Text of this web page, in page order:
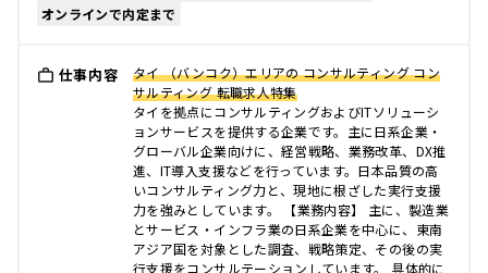
オンラインで内定まで
仕事内容
タイ （バンコク）エリアの コンサルティング コン
サルティング 転職求人特集
タイを拠点にコンサルティングおよびITソリューシ
ョンサービスを提供する企業です。主に日系企業・
グローバル企業向けに、経営戦略、業務改革、DX推
進、IT導入支援などを行っています。日本品質の高
いコンサルティング力と、現地に根ざした実行支援
力を強みとしています。 【業務内容】 主に、製造業
とサービス・インフラ業の日系企業を中心に、東南
アジア国を対象とした調査、戦略策定、その後の実
行支援をコンサルテーションしています。 具体的に